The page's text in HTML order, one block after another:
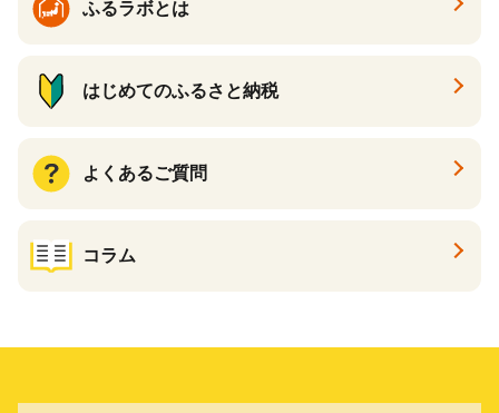
ふるラボとは
はじめてのふるさと納税
よくあるご質問
コラム